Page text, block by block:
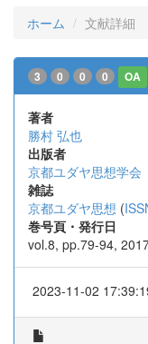
ホーム 文献詳細
3 0 0 0 OA
著者
勝村 弘也
出版者
京都ユダヤ思想学会
雑誌
京都ユダヤ思想 (
巻号頁・発行日
vol.8, pp.79-94,
2023-11-02